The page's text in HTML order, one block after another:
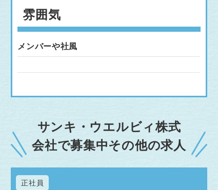
雰囲気
メンバーや社風
サンキ・ウエルビィ株式
会社で募集中その他の求人
正社員